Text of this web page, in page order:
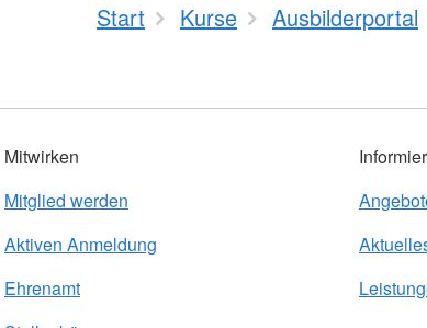
Start Kurse Ausbilderportal
Mitwirken
Mitglied werden
Aktiven Anmeldung
Ehrenamt